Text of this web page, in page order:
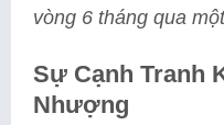
vòng 6 tháng qua
Sự Cạnh Tranh
Nhượng